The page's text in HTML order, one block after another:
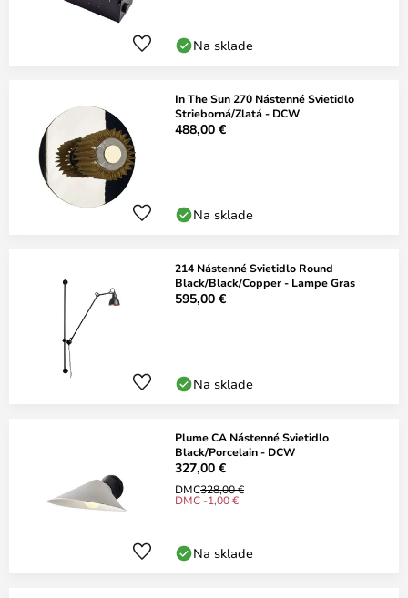
Na sklade
In The Sun 270 Nástenné Svietidlo
Strieborná/Zlatá - DCW
488,00 €
Na sklade
214 Nástenné Svietidlo Round
Black/Black/Copper - Lampe Gras
595,00 €
Na sklade
Plume CA Nástenné Svietidlo
Black/Porcelain - DCW
327,00 €
DMC328,00 €
DMC -1,00 €
Na sklade